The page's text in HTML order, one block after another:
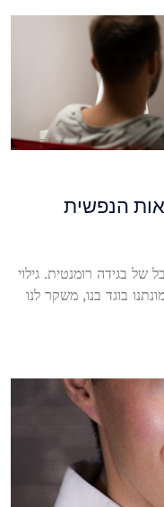
הנפשית
בגידה רומנטית. גילוי
בוגד בנו, משקר לנו